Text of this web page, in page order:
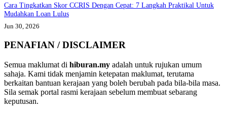
Cara Tingkatkan Skor CCRIS Dengan Cepat: 7 Langkah Praktikal Untuk
Mudahkan Loan Lulus
Jun 30, 2026
PENAFIAN / DISCLAIMER
Semua maklumat di hiburan.my adalah untuk rujukan umum
sahaja. Kami tidak menjamin ketepatan maklumat, terutama
berkaitan bantuan kerajaan yang boleh berubah pada bila-bila masa.
Sila semak portal rasmi kerajaan sebelum membuat sebarang
keputusan.